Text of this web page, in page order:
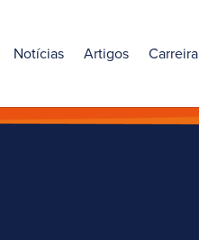
Notícias Artigos Carreira